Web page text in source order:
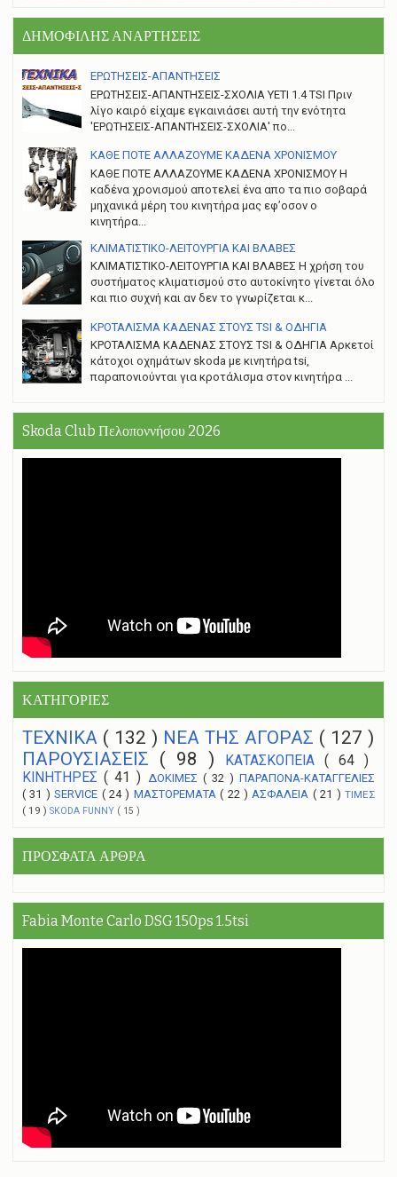
ΔΗΜΟΦΙΛΗΣ ΑΝΑΡΤΗΣΕΙΣ
ΕΡΩΤΗΣΕΙΣ-ΑΠΑΝΤΗΣΕΙΣ
ΕΡΩΤΗΣΕΙΣ-ΑΠΑΝΤΗΣΕΙΣ-ΣΧΟΛΙΑ YETI 1.4 TSI Πριν
λίγο καιρό είχαμε εγκαινιάσει αυτή την ενότητα
'ΕΡΩΤΗΣΕΙΣ-ΑΠΑΝΤΗΣΕΙΣ-ΣΧΟΛΙΑ' πο...
ΚΑΘΕ ΠΟΤΕ ΑΛΛΑΖΟΥΜΕ ΚΑΔΕΝΑ ΧΡΟΝΙΣΜΟΥ
ΚΑΘΕ ΠΟΤΕ ΑΛΛΑΖΟΥΜΕ ΚΑΔΕΝΑ ΧΡΟΝΙΣΜΟΥ Η
καδένα χρονισμού αποτελεί ένα απο τα πιο σοβαρά
μηχανικά μέρη του κινητήρα μας εφ’οσον ο
κινητήρα...
ΚΛΙΜΑΤΙΣΤΙΚΟ-ΛΕΙΤΟΥΡΓΙΑ ΚΑΙ ΒΛΑΒΕΣ
ΚΛΙΜΑΤΙΣΤΙΚΟ-ΛΕΙΤΟΥΡΓΙΑ ΚΑΙ ΒΛΑΒΕΣ H χρήση του
συστήματος κλιματισμού στο αυτοκίνητο γίνεται όλο
και πιο συχνή και αν δεν το γνωρίζεται κ...
ΚΡΟΤΑΛΙΣΜΑ ΚΑΔΕΝΑΣ ΣΤΟΥΣ TSI & ΟΔΗΓΙΑ
ΚΡΟΤΑΛΙΣΜΑ ΚΑΔΕΝΑΣ ΣΤΟΥΣ TSI & ΟΔΗΓΙΑ Αρκετοί
κάτοχοι οχημάτων skoda με κινητήρα tsi,
παραπονιούνται για κροτάλισμα στον κινητήρα ...
Skoda Club Πελοποννήσου 2026
ΚΑΤΗΓΟΡΙΕΣ
ΤΕΧΝΙΚΑ ( 132 ) NEA THΣ ΑΓΟΡΑΣ ( 127 )
ΠΑΡΟΥΣΙΑΣΕΙΣ ( 98 ) ΚΑΤΑΣΚΟΠΕΙΑ ( 64 )
ΚΙΝΗΤΗΡΕΣ( 41 ) ΔΟΚΙΜΕΣ ( 32 ) ΠΑΡΑΠΟΝΑ-ΚΑΤΑΓΓΕΛΙΕΣ
( 31 )SERVICE ( 24 ) ΜΑΣΤΟΡΕΜΑΤΑ( 22 ) ΑΣΦΑΛΕΙΑ ( 21 )ΤΙΜΕΣ
( 19 ) SKODA FUNNY ( 15 )
ΠΡΟΣΦΑΤΑ ΑΡΘΡΑ
Fabia Monte Carlo DSG 150ps 1.5tsi